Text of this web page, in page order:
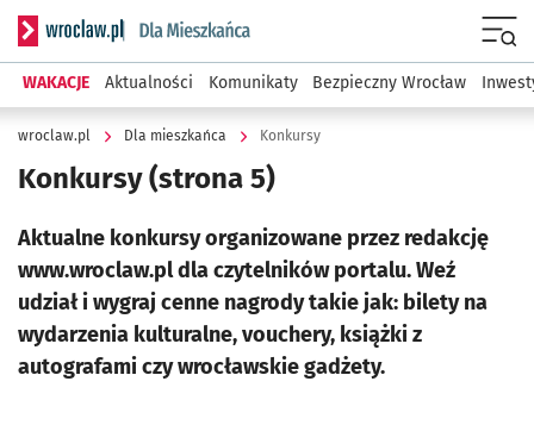
Serwis informacyjny wroclaw.pl podserwis: Dla mieszkańca
WAKACJE Aktualności Komunikaty Bezpieczny Wrocław
wroclaw.pl Dla mieszkańca Konkursy
Konkursy(strona 5)
Aktualne konkursy organizowane przez redakcję
www.wroclaw.pl dla czytelników portalu. Weź
udział i wygraj cenne nagrody takie jak: bilety na
wydarzenia kulturalne, vouchery, książki z
autografami czy wrocławskie gadżety.